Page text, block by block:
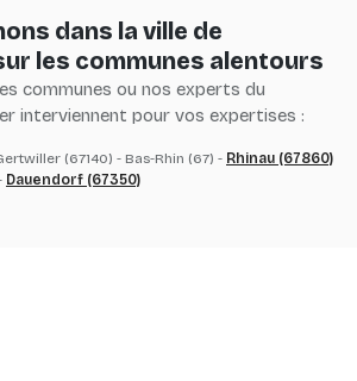
dans la ville de
les communes alentours
communes ou nos experts du
interviennent pour vos expertises :
(67140) - Bas-Rhin (67) - Rhinau (67860)
Dauendorf (67350)